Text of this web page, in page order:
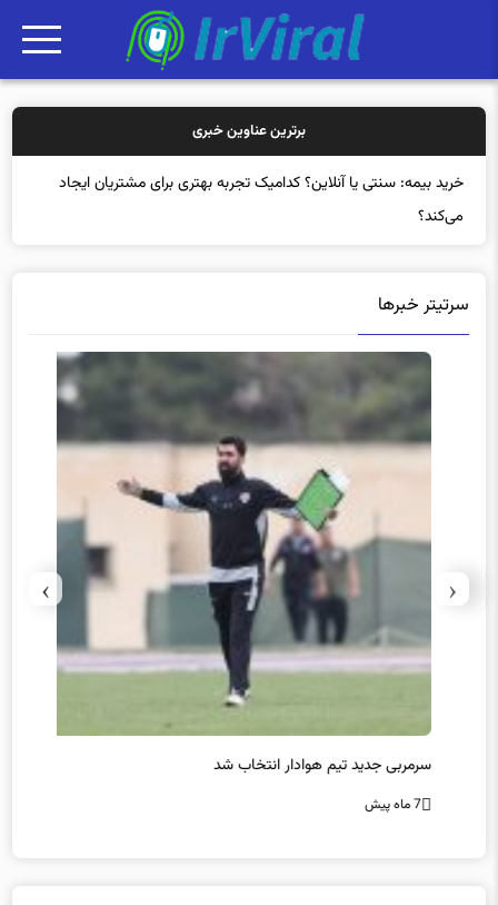
برترین عناوین خبری
خرید بیمه: سنتی یا آنلاین؟ کدامیک تجربه بهتری برای مشتریان ایجاد
می‌کند؟
سرتیتر خبرها
سرمربی جدید تیم هوادار انتخاب شد
7 ماه پیش
‹
›